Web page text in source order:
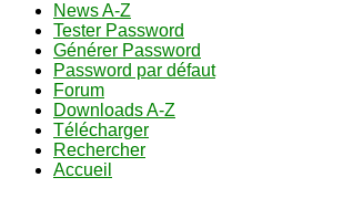
News A-Z
Tester Password
Générer Password
Password par défaut
Forum
Downloads A-Z
Télécharger
Rechercher
Accueil